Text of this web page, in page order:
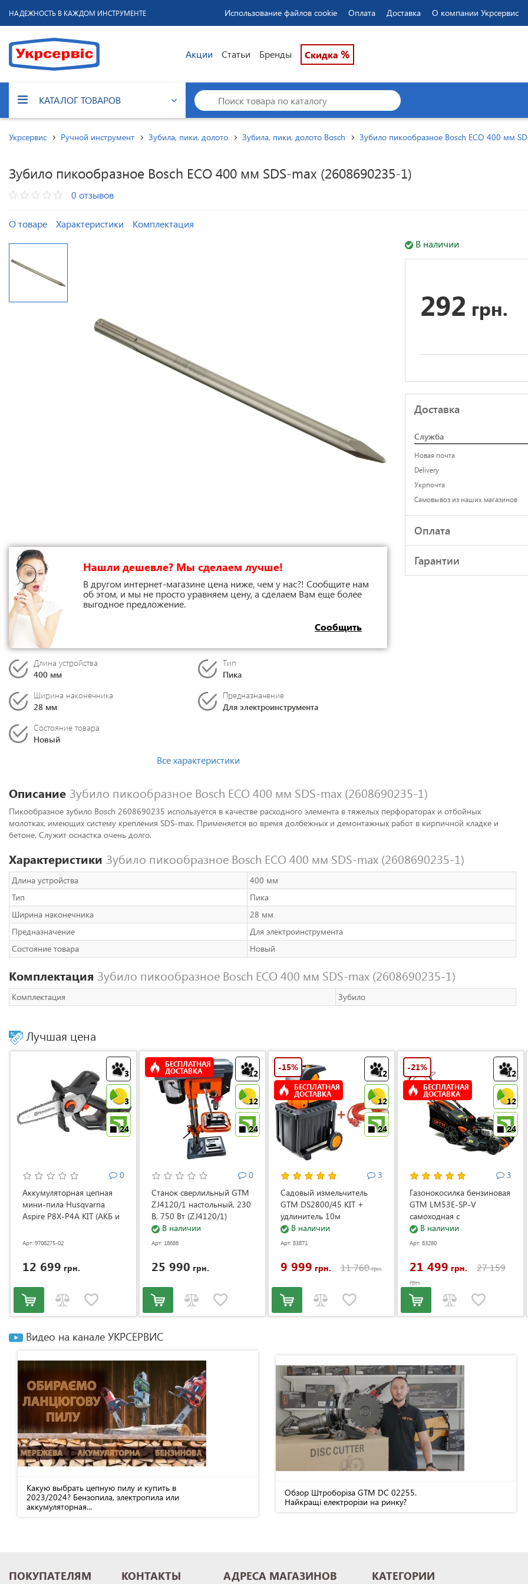
НАДЕЖНОСТЬ В КАЖДОМ ИНСТРУМЕНТЕ Использование файлов cookie Оплата Доставка О компании Укрсервис
Акции Статьи Бренды Скидка %
КАТАЛОГ ТОВАРОВ
Укрсервис Ручной инструмент Зубила, пики, долото Зубила, пики, долото Bosch Зубило пикообразное Bosch ECO 400 мм
Зубило пикообразное Bosch ECO 400 мм SDS-max (2608690235-1)
0 отзывов
О товаре Характеристики Комплектация
Нашли дешевле? Мы сделаем лучше!
В другом интернет-магазине цена ниже, чем у нас?! Сообщите нам
об этом, и мы не просто уравняем цену, а сделаем Вам еще более
выгодное предложение.
Сообщить
Длина устройства
400 мм
Тип
Пика
Ширина наконечника
28 мм
Предназначение
Для электроинструмента
Состояние товара
Новый
Все характеристики
В наличии
292 грн.
Доставка
Служба
Новая почта
Delivery
Укрпочта
Самовывоз из наших магазинов
Оплата
Гарантии
Описание Зубило пикообразное Bosch ECO 400 мм SDS-max (2608690235-1)
Пикообразное зубило Bosch 2608690235 используется в качестве расходного элемента в тяжелых перфораторах и отбойных
молотках, имеющих систему крепления SDS-max. Применяется во время долбежных и демонтажных работ в кирпичной кладке и
бетоне. Служит оснастка очень долго.
Характеристики Зубило пикообразное Bosch ECO 400 мм SDS-max (2608690235-1)
Длина устройства
400 мм
Тип
Пика
Ширина наконечника
28 мм
Предназначение
Для электроинструмента
Состояние товара
Новый
Комплектация Зубило пикообразное Bosch ECO 400 мм SDS-max (2608690235-1)
Комплектация Зубило
Лучшая цена
3
3
24
0
Аккумуляторная цепная
мини-пила Husqvarna
Aspire P8X-P4A KIT (АКБ и
Арт: 9708275-02
12 699 грн.
12
12
24
БЕСПЛАТНАЯ
ДОСТАВКА
0
Станок сверлильный GTM
ZJ4120/1 настольный, 230
В, 750 Вт (ZJ4120/1)
В наличии
Арт: 18686
25 990 грн.
12
12
24
-15%
БЕСПЛАТНАЯ
ДОСТАВКА
3
Садовый измельчитель
GTM DS2800/45 KIT +
удлинитель 10м
(DS2800/45_KIT+ext.cord)
В наличии
Арт: 83871
9 999 грн. 11 760грн.
12
12
24
-21%
БЕСПЛАТНАЯ
ДОСТАВКА
3
Газонокосилка бензиновая
GTM LM53E-SP-V
самоходная с
электростартером и
регулировкой скорости
В наличии
Арт: 83280
21 499 грн. 27 159
грн.
Видео на канале УКРСЕРВИС
Какую выбрать цепную пилу и купить в
2023/2024? Бензопила, электропила или
аккумуляторная...
Обзор Штроборіза GTM DC 02255.
Найкращі електрорізи на ринку?
ПОКУПАТЕЛЯМ КОНТАКТЫ АДРЕСА МАГАЗИНОВ КАТЕГОРИИ